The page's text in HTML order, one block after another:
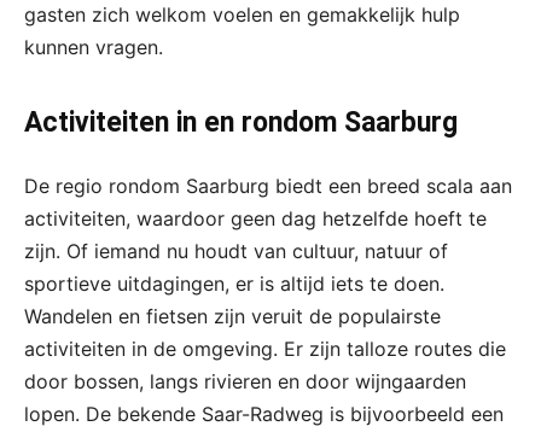
gasten zich welkom voelen en gemakkelijk hulp
kunnen vragen.
Activiteiten in en rondom Saarburg
De regio rondom Saarburg biedt een breed scala aan
activiteiten, waardoor geen dag hetzelfde hoeft te
zijn. Of iemand nu houdt van cultuur, natuur of
sportieve uitdagingen, er is altijd iets te doen.
Wandelen en fietsen zijn veruit de populairste
activiteiten in de omgeving. Er zijn talloze routes die
door bossen, langs rivieren en door wijngaarden
lopen. De bekende Saar-Radweg is bijvoorbeeld een